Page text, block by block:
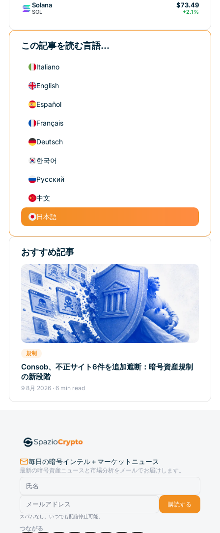
Solana
SOL
$73.49
+2.1%
この記事を読む言語...
Italiano
English
Español
Français
Deutsch
한국어
Русский
中文
日本語
おすすめ記事
規制
Consob、不正サイト6件を追加遮断：暗号資産規制
の新段階
9 8月 2026 · 6 min read
毎日の暗号インテル＋マーケットニュース
最新の暗号資産ニュースと市場分析をメールでお届けします。
購読する
スパムなし。いつでも配信停止可能。
つながる